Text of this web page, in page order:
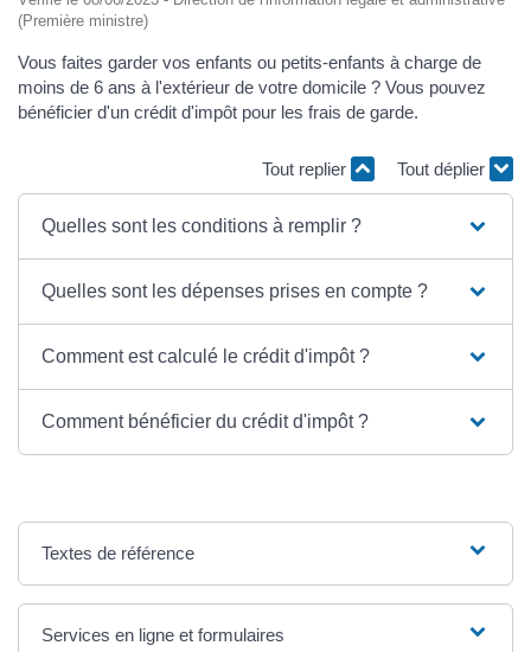
(Première ministre)
Vous faites garder vos enfants ou petits-enfants à charge de
moins de 6 ans à l'extérieur de votre domicile ? Vous pouvez
bénéficier d'un crédit d'impôt pour les frais de garde.
Tout replier Tout déplier
Quelles sont les conditions à remplir ?
Quelles sont les dépenses prises en compte ?
Comment est calculé le crédit d'impôt ?
Comment bénéficier du crédit d'impôt ?
Textes de référence
Services en ligne et formulaires